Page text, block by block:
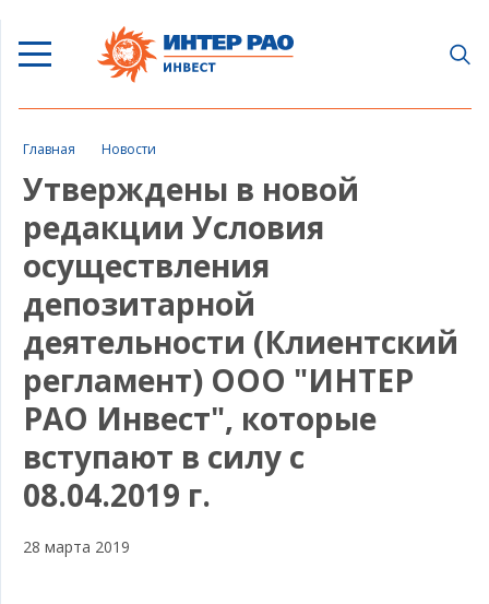
Главная Новости
Утверждены в новой
редакции Условия
осуществления
депозитарной
деятельности (Клиентский
регламент) ООО "ИНТЕР
РАО Инвест", которые
вступают в силу с
08.04.2019 г.
28 марта 2019